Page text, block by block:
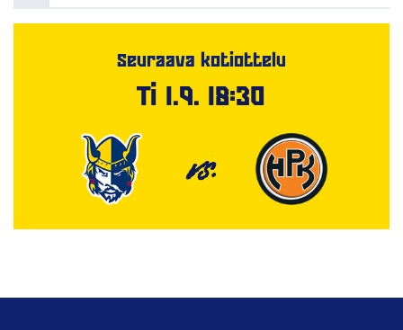
Seuraava kotiottelu
Ti 1.9. 18:30
VS.